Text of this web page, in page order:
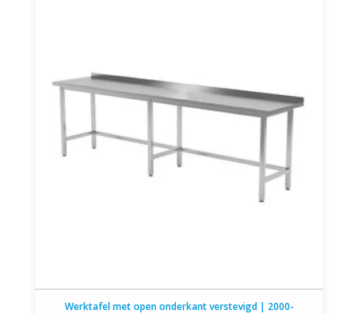
Werktafel met open onderkant verstevigd | 2000-